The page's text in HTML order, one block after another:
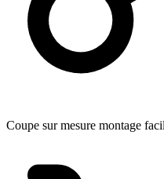
Coupe sur mesure montage